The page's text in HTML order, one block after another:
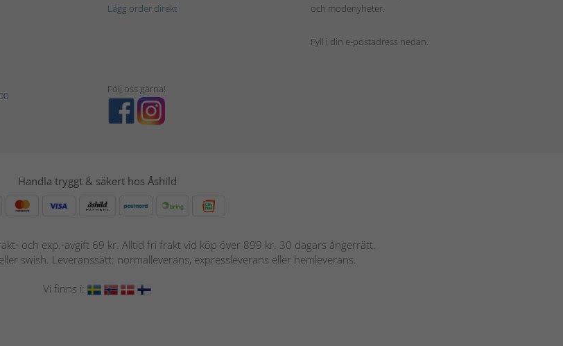
Lägg order direkt
och modenyheter.
Fyll i din e-postadress nedan.
Följ oss gärna!
Handla tryggt & säkert hos Åshild
och exp.-avgift 69 kr. Alltid fri frakt vid köp över 899 kr. 30 dagars ångerrätt.
swish. Leveranssätt: normalleverans, expressleverans eller hemleverans.
Vi finns i: